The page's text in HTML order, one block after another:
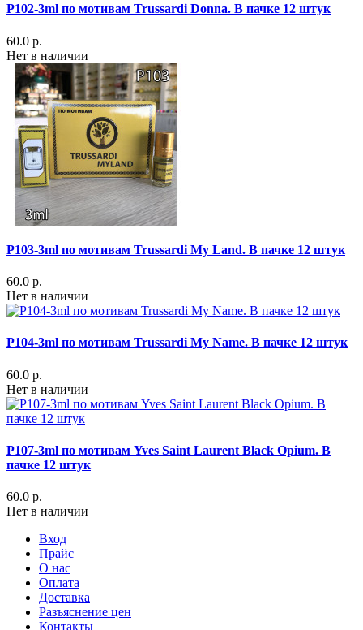
P102-3ml по мотивам Trussardi Donna. В пачке 12 штук
60.0 р.
Нет в наличии
P103-3ml по мотивам Trussardi My Land. В пачке 12 штук
60.0 р.
Нет в наличии
P104-3ml по мотивам Trussardi My Name. В пачке 12 штук
60.0 р.
Нет в наличии
P107-3ml по мотивам Yves Saint Laurent Black Opium. В
пачке 12 штук
60.0 р.
Нет в наличии
Вход
Прайс
О нас
Оплата
Доставка
Разъяснение цен
Контакты